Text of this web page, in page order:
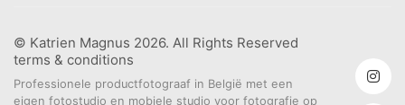
© Katrien Magnus 2026. All Rights Reserved
terms & conditions
Professionele productfotograaf in België met een
eigen fotostudio en mobiele studio voor fotografie op